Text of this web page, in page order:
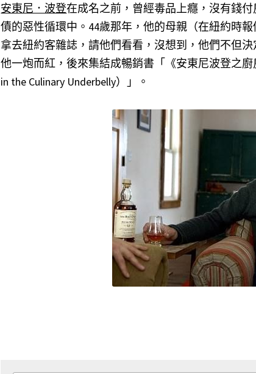
安東尼．波登在成名之前，曾經毒品上癮，沒有錢
債的惡性循環中。44歲那年，他的母親（在紐約時
拿去紐約客雜誌，請他們看看，沒想到，他們不但
他一炮而紅，後來集結成暢銷書「《安東尼波登之廚
in the Culinary Underbelly）」。